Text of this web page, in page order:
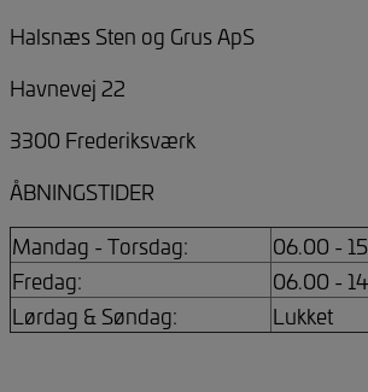
Halsnæs Sten og Grus ApS
Havnevej 22
3300 Frederiksværk
ÅBNINGSTIDER
Mandag - Torsdag:
06.00 -
Fredag:
06.00 -
Lørdag & Søndag:
Lukket